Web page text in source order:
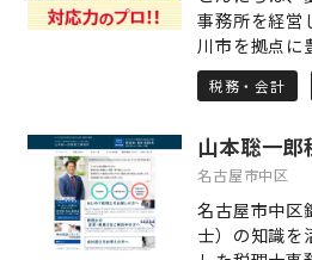
性を検討して
公庫の融資を
書の作成サポ
事務所を経営
川市を拠点に
などのお客さ
いただいてお
野からご支援
事としており
人で事業を始
相続が発生
税務・会計
山本聡一郎
名古屋市中区
名古屋市中区
士）の知識を